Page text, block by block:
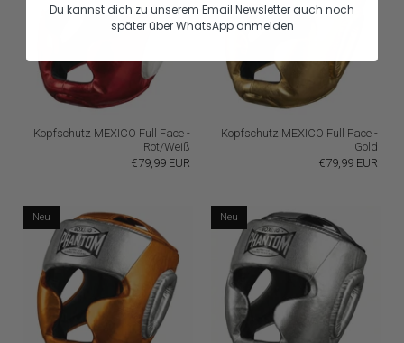
Kopfschutz MEXICO Full Face -
Rot/Weiß
€79,99 EUR
Kopfschutz MEXICO Full Face -
Gold
€79,99 EUR
Neu Neu
Du kannst dich zu unserem Email Newsletter auch noch
später über WhatsApp anmelden